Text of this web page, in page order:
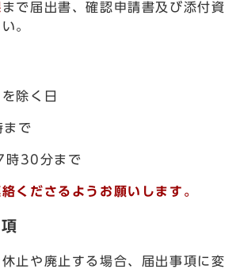
まで届出書、確認申請書及び添付資
。
除く日
で
30分まで
くださるようお願いします。
止や廃止する場合、届出事項に変